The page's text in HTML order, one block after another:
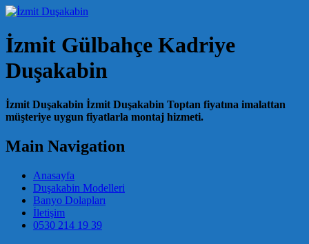
İzmit Gülbahçe Kadriye
Duşakabin
İzmit Duşakabin İzmit Duşakabin Toptan fiyatına imalattan
müşteriye uygun fiyatlarla montaj hizmeti.
Main Navigation
Anasayfa
Duşakabin Modelleri
Banyo Dolapları
İletişim
0530 214 19 39